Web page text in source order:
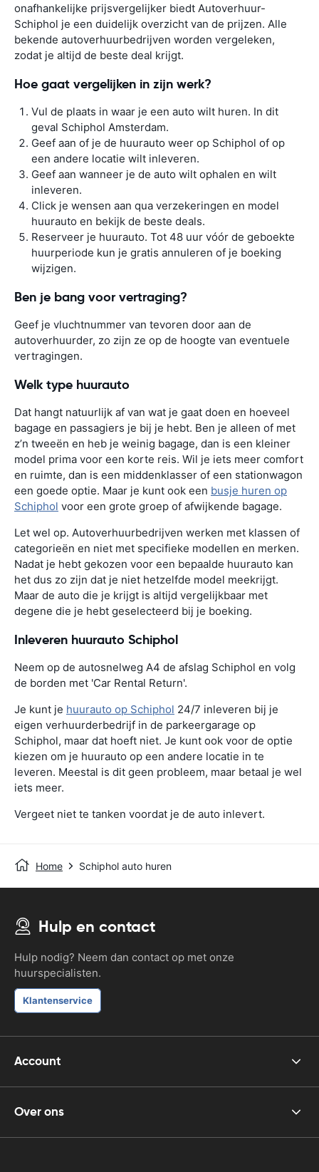
onafhankelijke prijsvergelijker biedt Autoverhuur-
Schiphol je een duidelijk overzicht van de prijzen. Alle
bekende autoverhuurbedrijven worden vergeleken,
zodat je altijd de beste deal krijgt.
Hoe gaat vergelijken in zijn werk?
Vul de plaats in waar je een auto wilt huren. In dit
geval Schiphol Amsterdam.
Geef aan of je de huurauto weer op Schiphol of op
een andere locatie wilt inleveren.
Geef aan wanneer je de auto wilt ophalen en wilt
inleveren.
Click je wensen aan qua verzekeringen en model
huurauto en bekijk de beste deals.
Reserveer je huurauto. Tot 48 uur vóór de geboekte
huurperiode kun je gratis annuleren of je boeking
wijzigen.
Ben je bang voor vertraging?
Geef je vluchtnummer van tevoren door aan de
autoverhuurder, zo zijn ze op de hoogte van eventuele
vertragingen.
Welk type huurauto
Dat hangt natuurlijk af van wat je gaat doen en hoeveel
bagage en passagiers je bij je hebt. Ben je alleen of met
z’n tweeën en heb je weinig bagage, dan is een kleiner
model prima voor een korte reis. Wil je iets meer comfort
en ruimte, dan is een middenklasser of een stationwagon
een goede optie. Maar je kunt ook een busje huren op
Schiphol voor een grote groep of afwijkende bagage.
Let wel op. Autoverhuurbedrijven werken met klassen of
categorieën en niet met specifieke modellen en merken.
Nadat je hebt gekozen voor een bepaalde huurauto kan
het dus zo zijn dat je niet hetzelfde model meekrijgt.
Maar de auto die je krijgt is altijd vergelijkbaar met
degene die je hebt geselecteerd bij je boeking.
Inleveren huurauto Schiphol
Neem op de autosnelweg A4 de afslag Schiphol en volg
de borden met 'Car Rental Return'.
Je kunt je huurauto op Schiphol 24/7 inleveren bij je
eigen verhuurderbedrijf in de parkeergarage op
Schiphol, maar dat hoeft niet. Je kunt ook voor de optie
kiezen om je huurauto op een andere locatie in te
leveren. Meestal is dit geen probleem, maar betaal je wel
iets meer.
Vergeet niet te tanken voordat je de auto inlevert.
Home Schiphol auto huren
Hulp en contact
Hulp nodig? Neem dan contact op met onze
huurspecialisten.
Klantenservice
Account
Over ons